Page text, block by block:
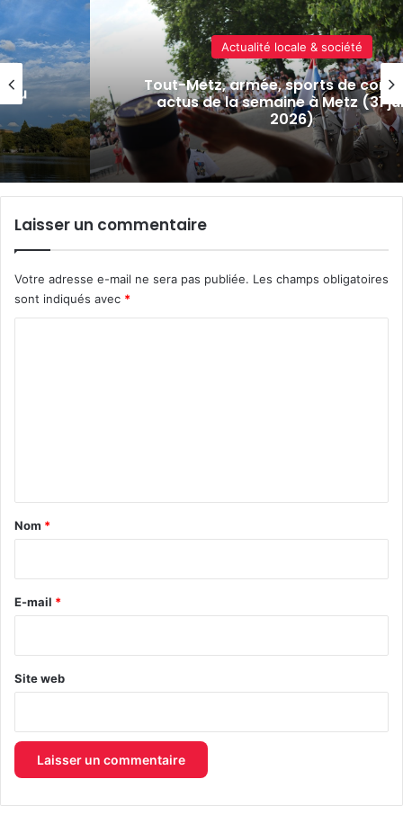
: 7
Culture & spectacles
Cinéma plein air à Metz : J-1
diffusion du film « Le Procès du
Laisser un commentaire
Votre adresse e-mail ne sera pas publiée. Les champs obligatoires
sont indiqués avec *
a
e
Nom *
E-mail *
Site web